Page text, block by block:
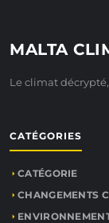
MALTA
Le climat
CATÉGORIES
CATÉGORIE
CHANGEMENTS